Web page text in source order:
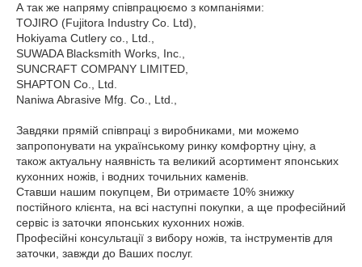
А так же напряму співпрацюємо з компаніями:
TOJIRO (Fujitora Industry Co. Ltd),
Hokiyama Cutlery co., Ltd.,
SUWADA Blacksmith Works, Inc.,
SUNCRAFT COMPANY LIMITED,
SHAPTON Co., Ltd.
Naniwa Abrasive Mfg. Co., Ltd.,
Завдяки прямій співпраці з виробниками, ми можемо
запропонувати на українському ринку комфортну ціну, а
також актуальну наявність та великий асортимент японських
кухонних ножів, і водних точильних каменів.
Ставши нашим покупцем, Ви отримаєте 10% знижку
постійного клієнта, на всі наступні покупки, а ще професійний
сервіс із заточки японських кухонних ножів.
Професійні консультації з вибору ножів, та інструментів для
заточки, завжди до Ваших послуг.